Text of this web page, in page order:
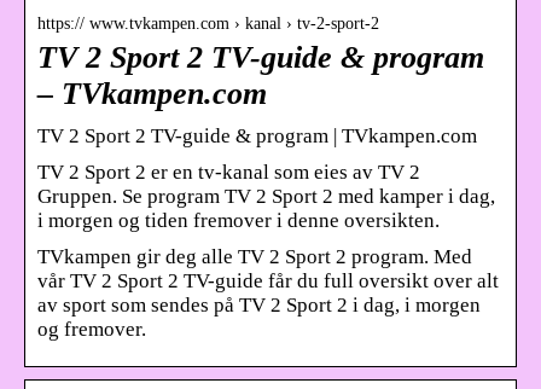
https:// www.tvkampen.com › kanal › tv-2-sport-2
TV 2 Sport 2 TV-guide & program
– TVkampen.com
TV 2 Sport 2 TV-guide & program | TVkampen.com
TV 2 Sport 2 er en tv-kanal som eies av TV 2
Gruppen. Se program TV 2 Sport 2 med kamper i dag,
i morgen og tiden fremover i denne oversikten.
TVkampen gir deg alle TV 2 Sport 2 program. Med
vår TV 2 Sport 2 TV-guide får du full oversikt over alt
av sport som sendes på TV 2 Sport 2 i dag, i morgen
og fremover.